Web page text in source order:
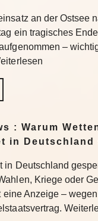
an der Ostsee
ein tragisches
–
: Warum
in Deutschland
in Deutschland
Kriege oder
eine Anzeige –